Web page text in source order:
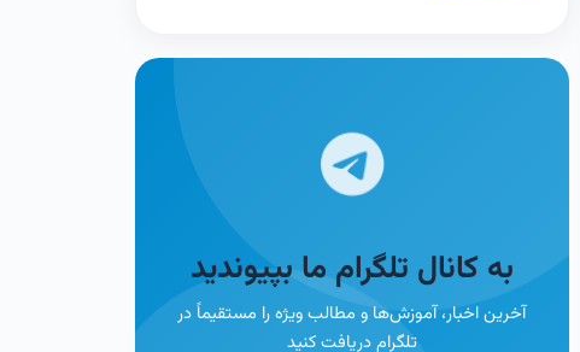
به کانال تلگرام ما بپیوندید
آخرین اخبار، آموزش‌ها و مطالب ویژه را مستقیماً در
تلگرام دریافت کنید